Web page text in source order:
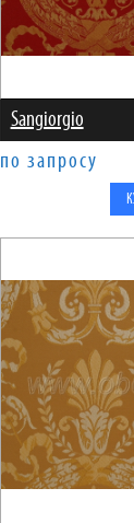
Sangiorgio
по запросу